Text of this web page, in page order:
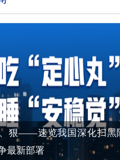
狠——速览我国深化扫黑
最新部署